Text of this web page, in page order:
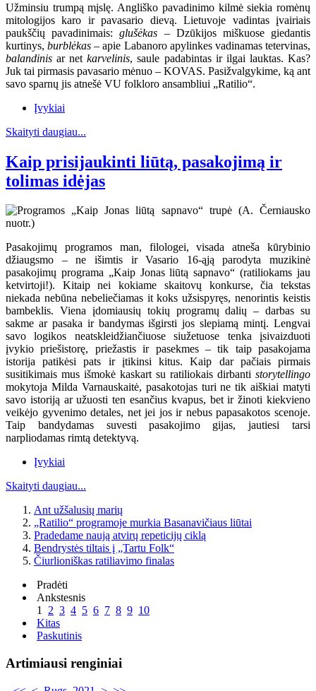
Užminsiu trumpą mįslę. Angliško pavadinimo kilmė siekia romėnų
mitologijos karo ir pavasario dievą. Lietuvoje vadintas įvairiais
paukščių pavadinimais:glušėkas – Dzūkijos miškuose giedantis
kurtinys,burblėkas– apie Labanoro apylinkes vadinamas tetervinas,
balandinisar netkarvelinis, saule padabintas ir ilgai lauktas. Kas?
Juk tai pirmasis pavasario mėnuo – KOVAS. Pasižvalgykime, ką ant
savo sparnų jis atnešė VU folkloro ansambliui „Ratilio“.
Įvykiai
Skaityti daugiau...
Kaip prisijaukinti liūtą, pasakojimą ir
tolimas idėjas
Pasakojimų programos man, filologei, visada atneša kūrybinio
džiaugsmo – ne išimtis ir Vasario 16-ąją parodyta muzikinė
pasakojimų programa „Kaip Jonas liūtą sapnavo“ (ratiliokams jau
ketvirtoji!). Kitaip nei kokiame skaitovų konkurse, čia tekstas
niekada nebūna nebeliečiamas it koks užsispyręs, nenorintis keistis
bambeklis. Viena įdomiausių tokių programų dalių – darbas su
sakme ar pasaka ir bandymas išgirsti jos slepiamą mintį. Lengvai
savo logikos neatskleidžiančiuose siužetuose tenka įsivaizduoti
įvykio priešistorę, priežastis ir pasekmes – tik taip pasakojama
istorija patikėsi pats ir įtikinsi kitus. Kaip dar pačiais pirmais
susitikimais mus išmokė kaskart su ratiliokais dirbanti storytellingo
mokytoja Milda Varnauskaitė, pasakotojas turi ne tik aiškiai matyti
savo istoriją ar užuosti ten esančius kvapus, bet ir žinoti kiekvieno
veikėjo gyvenimo detales, net jei jos ir nebus papasakotos scenoje.
Taip bandydamas suvesti pasakojimo gijas, jautiesi tarsi
narpliodamas rimtą detektyvą.
Įvykiai
Skaityti daugiau...
Ant užšalusių marių
„Ratilio“ programoje murkia Basanavičiaus liūtai
Pradedame naują atvirų repeticijų ciklą
Bendrystės tiltais į „Tartu Folk“
Čiurlioniškas ratiliavimo finalas
Pradėti
Ankstesnis
1 2 3 4 5 6 7 8 9 10
Kitas
Paskutinis
Artimiausi renginiai